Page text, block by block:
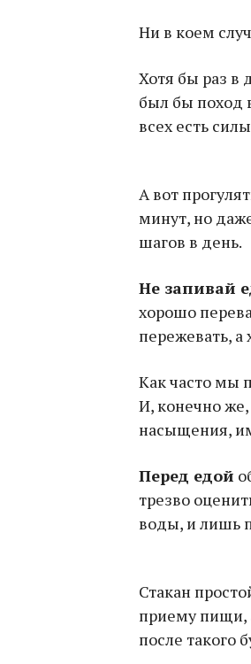
Ни в коем
Хотя бы раз в
был бы поход
всех есть
А вот
минут, но
шагов в день.
Не запивай
хорошо
пережевать,
Как часто мы
И, конечно
насыщения,
Перед едой
трезво
воды, и лишь
Стакан
приему пищи,
после такого